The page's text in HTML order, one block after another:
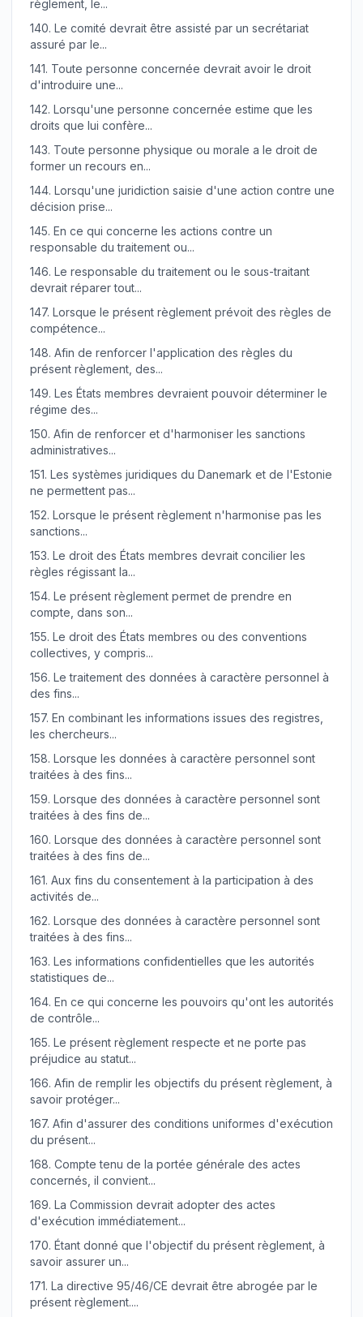
règlement, le...
140. Le comité devrait être assisté par un secrétariat
assuré par le...
141. Toute personne concernée devrait avoir le droit
d'introduire une...
142. Lorsqu'une personne concernée estime que les
droits que lui confère...
143. Toute personne physique ou morale a le droit de
former un recours en...
144. Lorsqu'une juridiction saisie d'une action contre une
décision prise...
145. En ce qui concerne les actions contre un
responsable du traitement ou...
146. Le responsable du traitement ou le sous-traitant
devrait réparer tout...
147. Lorsque le présent règlement prévoit des règles de
compétence...
148. Afin de renforcer l'application des règles du
présent règlement, des...
149. Les États membres devraient pouvoir déterminer le
régime des...
150. Afin de renforcer et d'harmoniser les sanctions
administratives...
151. Les systèmes juridiques du Danemark et de l'Estonie
ne permettent pas...
152. Lorsque le présent règlement n'harmonise pas les
sanctions...
153. Le droit des États membres devrait concilier les
règles régissant la...
154. Le présent règlement permet de prendre en
compte, dans son...
155. Le droit des États membres ou des conventions
collectives, y compris...
156. Le traitement des données à caractère personnel à
des fins...
157. En combinant les informations issues des registres,
les chercheurs...
158. Lorsque les données à caractère personnel sont
traitées à des fins...
159. Lorsque des données à caractère personnel sont
traitées à des fins de...
160. Lorsque des données à caractère personnel sont
traitées à des fins de...
161. Aux fins du consentement à la participation à des
activités de...
162. Lorsque des données à caractère personnel sont
traitées à des fins...
163. Les informations confidentielles que les autorités
statistiques de...
164. En ce qui concerne les pouvoirs qu'ont les autorités
de contrôle...
165. Le présent règlement respecte et ne porte pas
préjudice au statut...
166. Afin de remplir les objectifs du présent règlement, à
savoir protéger...
167. Afin d'assurer des conditions uniformes d'exécution
du présent...
168. Compte tenu de la portée générale des actes
concernés, il convient...
169. La Commission devrait adopter des actes
d'exécution immédiatement...
170. Étant donné que l'objectif du présent règlement, à
savoir assurer un...
171. La directive 95/46/CE devrait être abrogée par le
présent règlement....